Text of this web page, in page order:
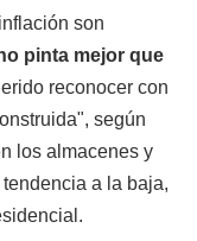
son
pinta mejor que
reconocer con
según
los almacenes y
a la baja,